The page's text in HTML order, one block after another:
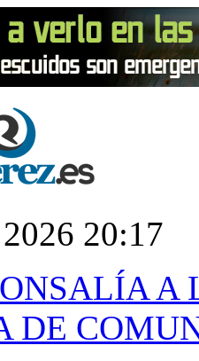
20:17
A
DE